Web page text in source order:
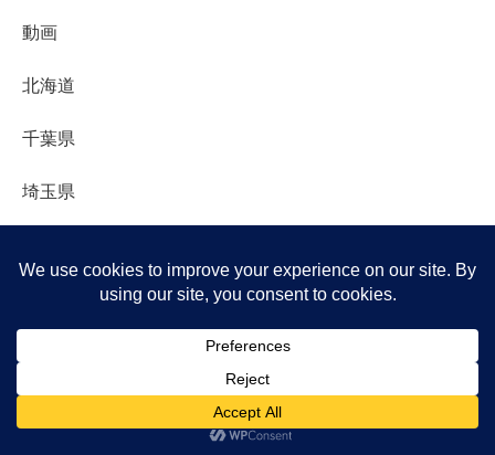
動画
北海道
千葉県
埼玉県
検索